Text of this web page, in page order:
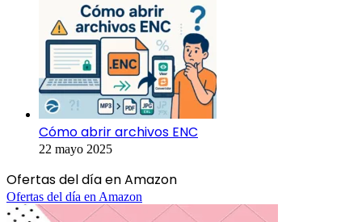
Cómo abrir archivos ENC
22 mayo 2025
Ofertas del día en Amazon
Ofertas del día en Amazon